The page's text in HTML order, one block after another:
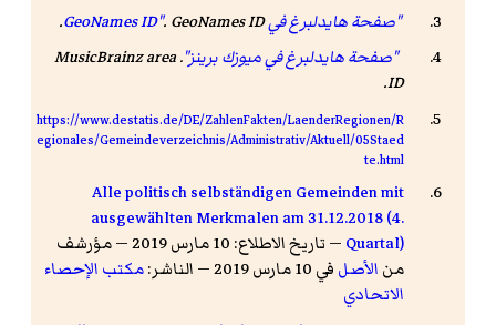
"صفحة هايدلبرغ في GeoNames ID"
. GeoNames ID
.
"صفحة هايدلبرغ في ميوزك برينز".
MusicBrainz area
ID
.
https://www.destatis.de/DE/ZahlenFakten/LaenderRegionen/R
egionales/Gemeindeverzeichnis/Administrativ/Aktuell/05Staed
te.html
Alle politisch selbständigen Gemeinden mit
ausgewählten Merkmalen am 31.12.2018 (4.
Quartal)
— تاريخ الاطلاع: 10 مارس 2019 — مؤرشف
من الأصل في 10 مارس 2019 — الناشر:
مكتب الإحصاء
الاتحادي